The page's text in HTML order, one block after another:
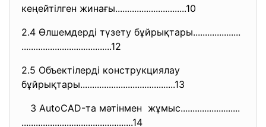
кеңейтілген жинағы..............................10
2.4 Өлшемдерді түзету бұйрықтары....................
......................................12
2.5 Объектілерді конструкциялау
бұйрықтары........................................13
3 AutoCAD-та мәтінмен жұмыс.........................
...............................................14